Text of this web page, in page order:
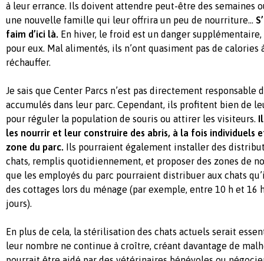
à leur errance. Ils doivent attendre peut-être des semaines
une nouvelle famille qui leur offrira un peu de nourriture...
faim d’ici là. En hiver, le froid est un danger supplémentaire,
pour eux. Mal alimentés, ils n’ont quasiment pas de calories
réchauffer.
Je sais que Center Parcs n’est pas directement responsable
accumulés dans leur parc. Cependant, ils profitent bien de
pour réguler la population de souris ou attirer les visiteurs.
les nourrir et leur construire des abris, à la fois individuels
zone du parc. Ils pourraient également installer des
chats, remplis quotidiennement, et proposer des zones de
que les employés du parc pourraient distribuer aux chats
des cottages lors du ménage (par exemple, entre 10 h et 16
jours).
En plus de cela, la stérilisation des chats actuels serait
leur nombre ne continue à croître, créant davantage de